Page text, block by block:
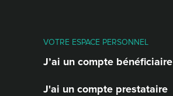
VOTRE ESPACE PERSONNEL
J’ai un compte bénéficiaire
J'ai un compte prestataire